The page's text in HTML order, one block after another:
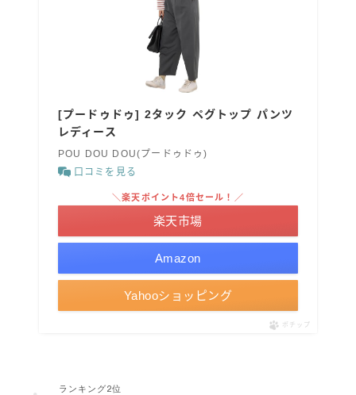
[プードゥドゥ] 2タック ペグトップ パンツ
レディース
POU DOU DOU(プードゥドゥ)
口コミを見る
Amazon
＼楽天ポイント4倍セール！／
楽天市場
Yahooショッピング
ポチップ
ランキング2位